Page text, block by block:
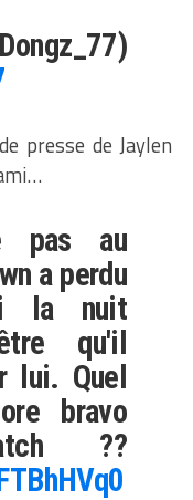
presse de Jaylen
pas au
a perdu
la nuit
qu'il
lui. Quel
bravo
??